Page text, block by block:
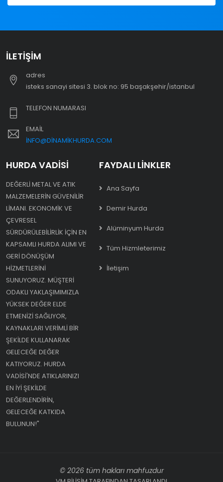
İLETIŞIM
adres
i̇steks sanayi sitesi 3. blok no: 95 başakşehir/i̇stanbul
TELEFON NUMARASI
EMAIL
INFO@DINAMIKHURDA.COM
HURDA VADISI
DEĞERLI METAL VE ATIK
MALZEMELERIN GÜVENILIR
LIMANI. EKONOMIK VE
ÇEVRESEL
SÜRDÜRÜLEBILIRLIK IÇIN EN
KAPSAMLI HURDA ALIMI VE
GERI DÖNÜŞÜM
HIZMETLERINI
SUNUYORUZ. MÜŞTERI
ODAKLI YAKLAŞIMIMIZLA
YÜKSEK DEĞER ELDE
ETMENIZI SAĞLIYOR,
KAYNAKLARI VERIMLI BIR
ŞEKILDE KULLANARAK
GELECEĞE DEĞER
KATIYORUZ. HURDA
VADISI'NDE ATIKLARINIZI
EN IYI ŞEKILDE
DEĞERLENDIRIN,
GELECEĞE KATKIDA
BULUNUN!"
FAYDALI LINKLER
Ana Sayfa
Demir Hurda
Alüminyum Hurda
Tüm Hizmleterimiz
İletişim
© 2026 tüm hakları mahfuzdur